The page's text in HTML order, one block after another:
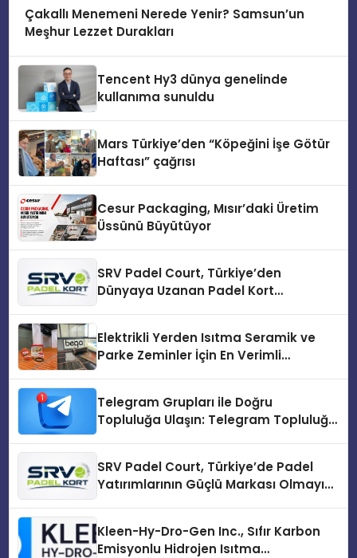
Çakallı Menemeni Nerede Yenir? Samsun’un
Meşhur Lezzet Durakları
Tencent Hy3 dünya genelinde
kullanıma sunuldu
Mars Türkiye’den “Köpeğini İşe Götür
Haftası” çağrısı
Cesur Packaging, Mısır’daki Üretim
Üssünü Büyütüyor
SRV Padel Court, Türkiye’den
Dünyaya Uzanan Padel Kort
Elektrikli Yerden Isıtma Seramik ve
Parke Zeminler İçin En Verimli
Telegram Grupları ile Doğru
Topluluğa Ulaşın: Telegram Topluluğu
SRV Padel Court, Türkiye’de Padel
Yatırımlarının Güçlü Markası Olmayı
Kleen-Hy-Dro-Gen Inc., Sıfır Karbon
Emisyonlu Hidrojen Isıtma